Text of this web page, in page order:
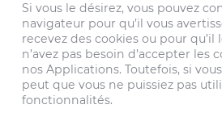
Si vous le désirez, vous pouvez
navigateur pour qu’il vous
recevez des cookies ou pour qu’il
n’avez pas besoin d’accepter les
nos Applications. Toutefois, si
peut que vous ne puissiez pas
fonctionnalités.